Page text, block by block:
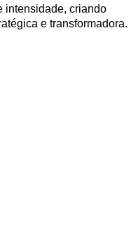
intensidade, criando
e transformadora.